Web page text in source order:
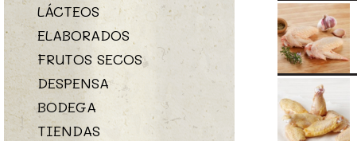
LÁCTEOS
ELABORADOS
FRUTOS SECOS
DESPENSA
BODEGA
TIENDAS